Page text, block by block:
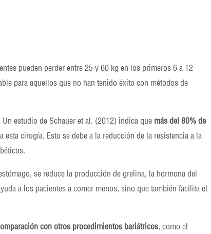
pueden perder entre 25 y 60 kg en los primeros 6 a 12
para aquellos que no han tenido éxito con métodos de
Un estudio de Schauer et al. (2012) indica que más del 80% de
cirugía. Esto se debe a la reducción de la resistencia a la
se reduce la producción de grelina, la hormona del
a los pacientes a comer menos, sino que también facilita el
con otros procedimientos bariátricos, como el